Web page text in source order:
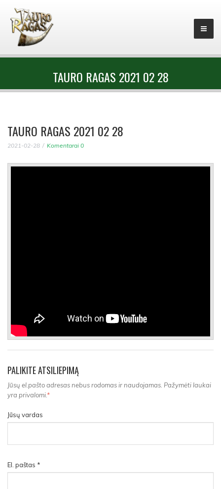
TAURO RAGAS 2021 02 28
TAURO RAGAS 2021 02 28
2021-02-28 Komentarai 0
PALIKITE ATSILIEPIMĄ
Jūsų el.pašto adresas nebus rodomas ir naudojamas. Pažymėti laukai
yra privalomi.*
Jūsų vardas
El. paštas *